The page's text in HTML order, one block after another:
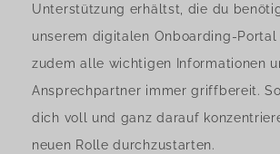
Unterstützung erhältst, die du
unserem digitalen Onboarding-Portal
zudem alle wichtigen Informationen
Ansprechpartner immer griffbereit.
dich voll und ganz darauf
neuen Rolle durchzustarten.